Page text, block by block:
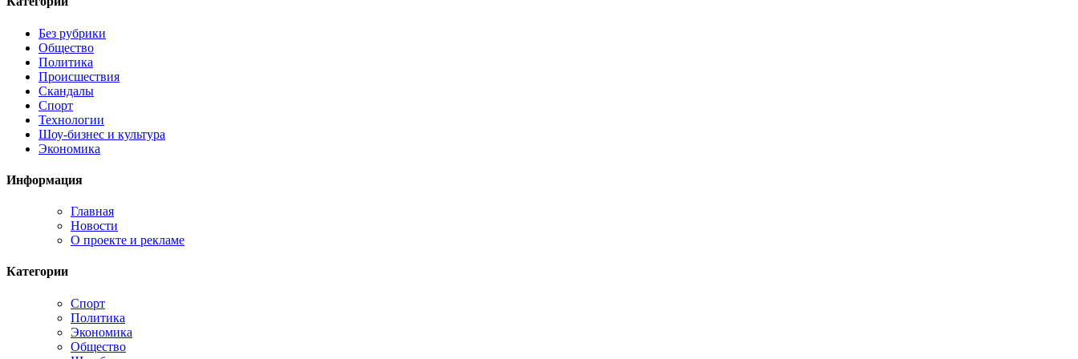
Без рубрики
Общество
Политика
Происшествия
Скандалы
Спорт
Технологии
Шоу-бизнес и культура
Экономика
Информация
Главная
Новости
О проекте и рекламе
Категории
Спорт
Политика
Экономика
Общество